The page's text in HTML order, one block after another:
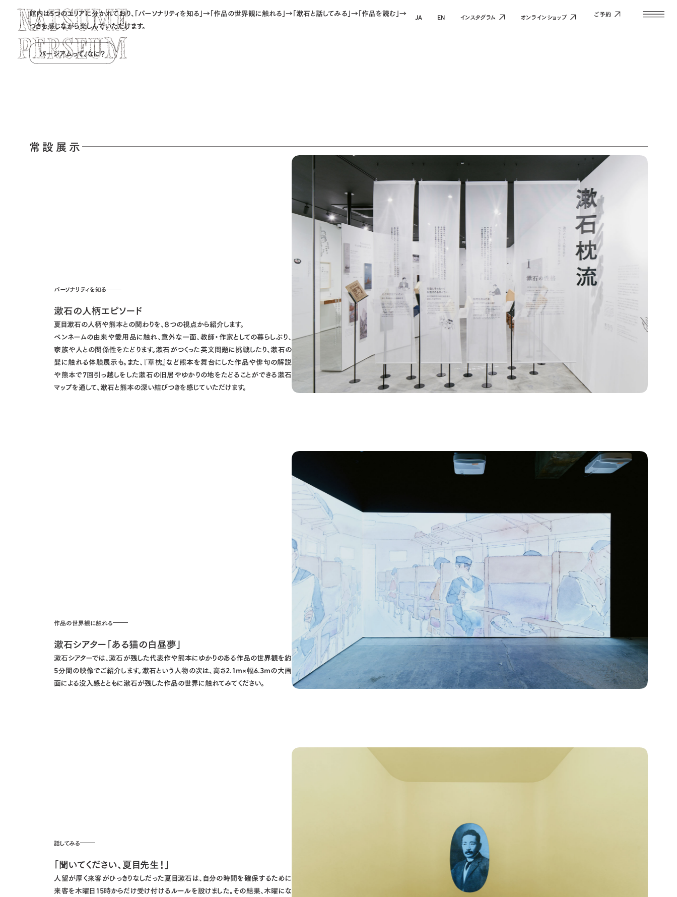
JA EN インスタグラム オンラインショップ ご予約
ホーム
館内は5つのエリアに分かれており、「パーソナリティを知る」→「作品の世界観に触れる」→「漱石と話してみる」→「作品を読む」→「興味を広げる・深める」という流れで、夏目漱石について知り、漱石と熊本との結び
つきを感じながら楽しんでいただけます。
パージアムって、なに？
常設展示
パーソナリティを知る
漱石の人柄エピソード
夏目漱石の人柄や熊本との関わりを、８つの視点から紹介します。
ペンネームの由来や愛用品に触れ、意外な一面、教師・作家としての暮らしぶり、
家族や人との関係性をたどります。漱石がつくった英文問題に挑戦したり、漱石の
髭に触れる体験展示も。また、『草枕』など熊本を舞台にした作品や俳句の解説
や熊本で7回引っ越しをした漱石の旧居やゆかりの地をたどることができる漱石
マップを通して、漱石と熊本の深い結びつきを感じていただけます。
作品の世界観に触れる
漱石シアター「ある猫の白昼夢」
漱石シアターでは、漱石が残した代表作や熊本にゆかりのある作品の世界観を約
5分間の映像でご紹介します。漱石という人物の次は、高さ2.1m×幅6.3mの大画
面による没入感とともに漱石が残した作品の世界に触れてみてください。
話してみる
「聞いてください、夏目先生！」
人望が厚く来客がひっきりなしだった夏目漱石は、自分の時間を確保するために
来客を木曜日15時からだけ受け付けるルールを設けました。その結果、木曜にな